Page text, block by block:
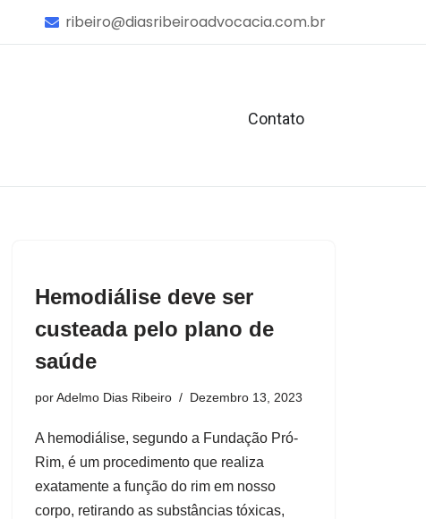
ribeiro@diasribeiroadvocacia.com.br
Contato
Hemodiálise deve ser
custeada pelo plano de
saúde
porAdelmo Dias Ribeiro Dezembro 13, 2023
A hemodiálise, segundo a Fundação Pró-
Rim, é um procedimento que realiza
exatamente a função do rim em nosso
corpo, retirando as substâncias tóxicas,